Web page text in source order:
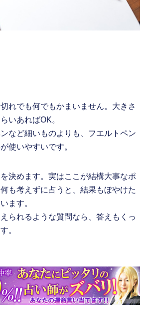
れでも何でもかまいません。大きさ
いあればOK。
など細いものよりも、フエルトペン
使いやすいです。
決めます。実はここが結構大事なポ
も考えずに占うと、結果もぼやけた
ます。
られるような質問なら、答えもくっ
。